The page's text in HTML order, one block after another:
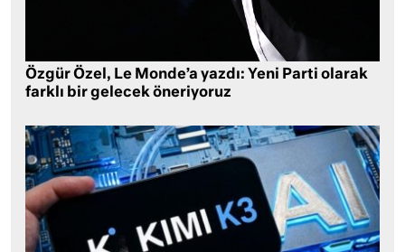
Özgür Özel, Le Monde’a yazdı: Yeni Parti olarak
farklı bir gelecek öneriyoruz